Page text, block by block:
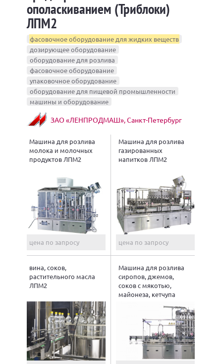
ополаскиванием (Триблоки)
ЛПМ2
фасовочное оборудование для жидких веществ
дозирующее оборудование
оборудование для розлива
фасовочное оборудование
упаковочное оборудование
оборудование для пищевой промышленности
машины и оборудование
ЗАО «ЛЕНПРОДМАШ», Санкт-Петербург
Машина для розлива
молока и молочных
продуктов ЛПМ2
цена по запросу
Машина для розлива
газированных
напитков ЛПМ2
цена по запросу
вина, соков,
растительного масла
ЛПМ2
Машина для розлива
сиропов, джемов,
соков с мякотью,
майонеза, кетчупа